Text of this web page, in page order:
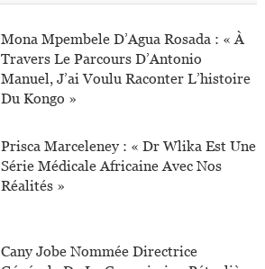
Mona Mpembele D’Agua Rosada : « À
Travers Le Parcours D’Antonio
Manuel, J’ai Voulu Raconter L’histoire
Du Kongo »
Prisca Marceleney : « Dr Wlika Est Une
Série Médicale Africaine Avec Nos
Réalités »
Cany Jobe Nommée Directrice